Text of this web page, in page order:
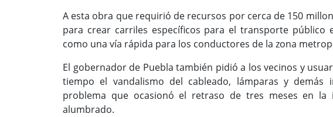
A esta obra que requirió de recursos por cerca de 150
para crear carriles específicos para el transporte público
como una vía rápida para los conductores de la zona
El gobernador de Puebla también pidió a los vecinos y
tiempo el vandalismo del cableado, lámparas y
problema que ocasionó el retraso de tres meses en la
alumbrado.